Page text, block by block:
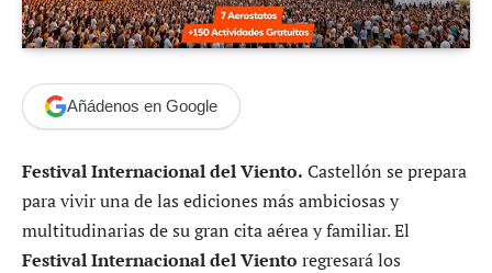
Añádenos en Google
Festival Internacional del Viento. Castellón se prepara
para vivir una de las ediciones más ambiciosas y
multitudinarias de su gran cita aérea y familiar. El
Festival Internacional del Viento regresará los